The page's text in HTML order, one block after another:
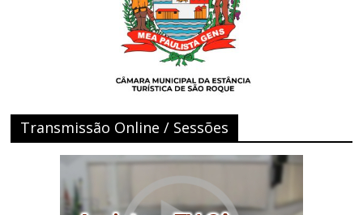
Transmissão Online / Sessões